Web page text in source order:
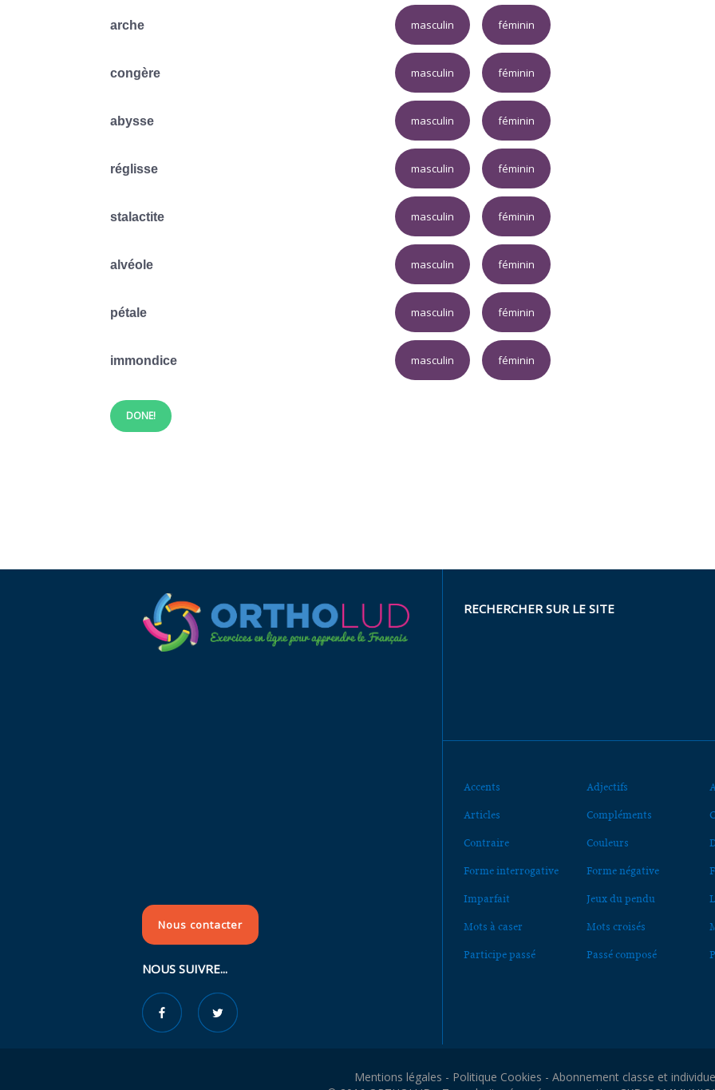
arche masculin féminin
congère masculin féminin
abysse masculin féminin
réglisse masculin féminin
stalactite masculin féminin
alvéole masculin féminin
pétale masculin féminin
immondice masculin féminin
DONE!
Nous contacter
NOUS SUIVRE...
RECHERCHER SUR LE SITE
Accents Adjectifs
Articles Compléments
Contraire Couleurs
Forme interrogative Forme négative
Imparfait Jeux du pendu
Mots à caser Mots croisés
Participe passé Passé composé
Mentions légales - Politique Cookies - Abonnement classe et